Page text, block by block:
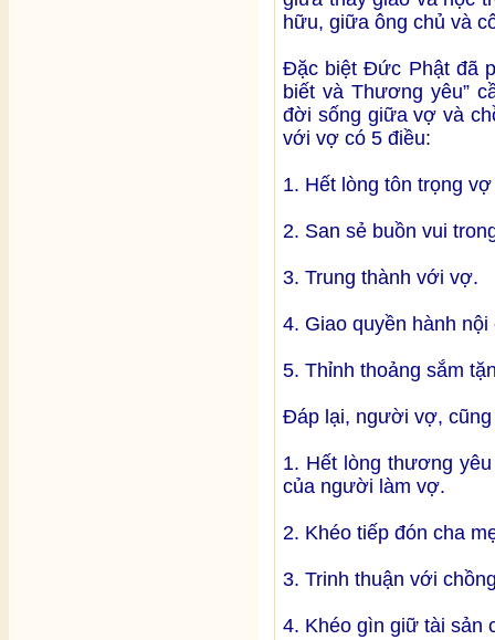
hữu, giữa ông chủ và
Đặc biệt Đức Phật đã
biết và Thương yêu”
đời sống giữa vợ và
với vợ có 5 điều:
1. Hết lòng tôn trọng
2. San sẻ buồn vui
3. Trung thành với vợ.
4. Giao quyền hành
5. Thỉnh thoảng sắm
Đáp lại, người vợ,
1. Hết lòng thương
của người làm vợ.
2. Khéo tiếp đón cha
3. Trinh thuận với
4. Khéo gìn giữ tài sản